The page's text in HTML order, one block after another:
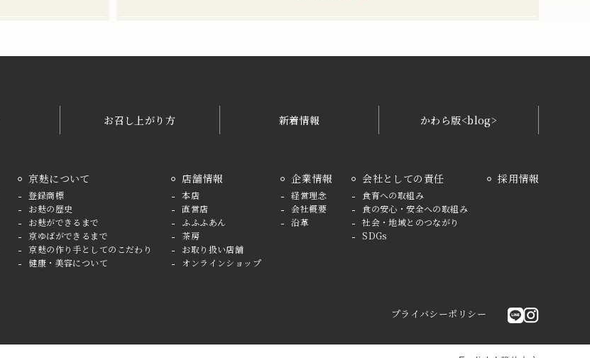
お召し上がり方 新着情報 かわら版<blog>
京麸について
登録商標
お麸の歴史
お麸ができるまで
京ゆばができるまで
京麸の作り手としてのこだわり
健康・美容について
店舗情報
本店
直営店
ふふふあん
茶房
お取り扱い店舗
オンラインショップ
企業情報
経営理念
会社概要
沿革
会社としての責任
食育への取組み
食の安心・安全への取組み
社会・地域とのつながり
SDGs
採用情報
プライバシーポリシー